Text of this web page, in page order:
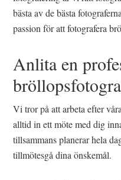
bästa av de bästa
passion för att fotografera
Anlita en
Vi tror på att arbeta efter
alltid in ett möte med dig
tillsammans planerar hela
tillmötesgå dina önskemål.